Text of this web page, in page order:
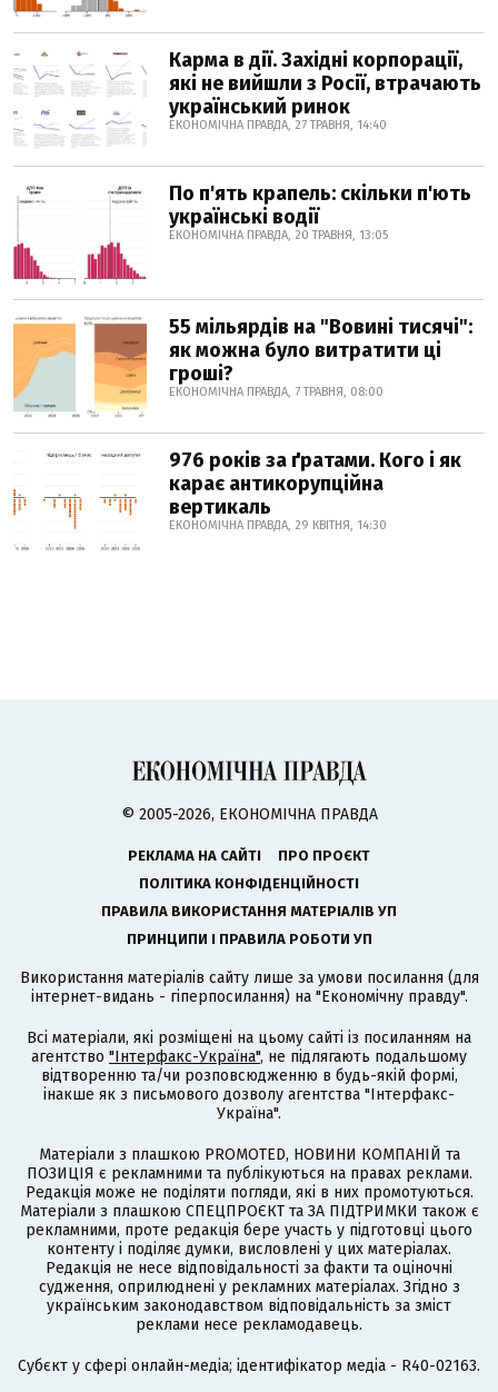
Карма в дії. Західні корпорації,
які не вийшли з Росії, втрачають
український ринок
ЕКОНОМІЧНА ПРАВДА, 27 ТРАВНЯ, 14:40
По п'ять крапель: скільки п'ють
українські водії
ЕКОНОМІЧНА ПРАВДА, 20 ТРАВНЯ, 13:05
55 мільярдів на "Вовині тисячі":
як можна було витратити ці
гроші?
ЕКОНОМІЧНА ПРАВДА, 7 ТРАВНЯ, 08:00
976 років за ґратами. Кого і як
карає антикорупційна
вертикаль
ЕКОНОМІЧНА ПРАВДА, 29 КВІТНЯ, 14:30
© 2005-2026, ЕКОНОМІЧНА ПРАВДА
РЕКЛАМА НА САЙТІ
ПРО ПРОЄКТ
ПОЛІТИКА КОНФІДЕНЦІЙНОСТІ
ПРАВИЛА ВИКОРИСТАННЯ МАТЕРІАЛІВ УП
ПРИНЦИПИ І ПРАВИЛА РОБОТИ УП
Використання матеріалів сайту лише за умови посилання (для
інтернет-видань - гіперпосилання) на "Економічну правду".
Всі матеріали, які розміщені на цьому сайті із посиланням на
агентство "Інтерфакс-Україна", не підлягають подальшому
відтворенню та/чи розповсюдженню в будь-якій формі,
інакше як з письмового дозволу агентства "Інтерфакс-
Україна".
Матеріали з плашкою PROMOTED, НОВИНИ КОМПАНІЙ та
ПОЗИЦІЯ є рекламними та публікуються на правах реклами.
Редакція може не поділяти погляди, які в них промотуються.
Матеріали з плашкою СПЕЦПРОЄКТ та ЗА ПІДТРИМКИ також є
рекламними, проте редакція бере участь у підготовці цього
контенту і поділяє думки, висловлені у цих матеріалах.
Редакція не несе відповідальності за факти та оціночні
судження, оприлюднені у рекламних матеріалах. Згідно з
українським законодавством відповідальність за зміст
реклами несе рекламодавець.
Cубєкт у сфері онлайн-медіа; ідентифікатор медіа - R40-02163.